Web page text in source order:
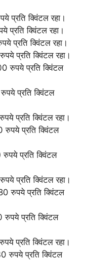
प्रति क्विंटल रहा।
क्विंटल रहा।
प्रति क्विंटल रहा।
प्रति क्विंटल रहा।
रुपये प्रति क्विंटल
प्रति क्विंटल
प्रति क्विंटल रहा।
प्रति क्विंटल
प्रति क्विंटल
प्रति क्विंटल रहा।
रुपये प्रति क्विंटल
प्रति क्विंटल
प्रति क्विंटल रहा।
रुपये प्रति क्विंटल